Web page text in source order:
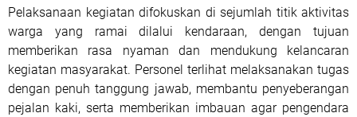
Pelaksanaan kegiatan difokuskan di sejumlah titik aktivitas
warga yang ramai dilalui kendaraan, dengan tujuan
memberikan rasa nyaman dan mendukung kelancaran
kegiatan masyarakat. Personel terlihat melaksanakan tugas
dengan penuh tanggung jawab, membantu penyeberangan
pejalan kaki, serta memberikan imbauan agar pengendara